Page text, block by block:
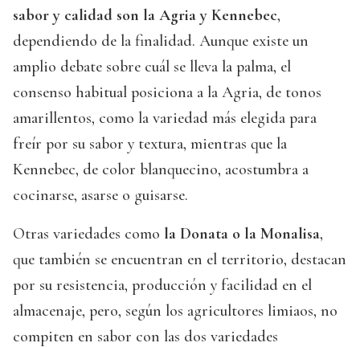
sabor y calidad son la Agria y Kennebec,
dependiendo de la finalidad. Aunque existe un
amplio debate sobre cuál se lleva la palma, el
consenso habitual posiciona a la Agria, de tonos
amarillentos, como la variedad más elegida para
freír por su sabor y textura, mientras que la
Kennebec, de color blanquecino, acostumbra a
cocinarse, asarse o guisarse.
Otras variedades como la Donata o la Monalisa,
que también se encuentran en el territorio, destacan
por su resistencia, producción y facilidad en el
almacenaje, pero, según los agricultores limiaos, no
compiten en sabor con las dos variedades